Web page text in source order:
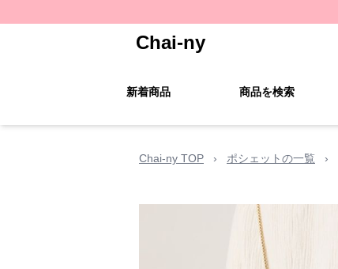
Chai-ny
新着商品 商品を検索
Chai-ny TOP › ポシェットの一覧 ›